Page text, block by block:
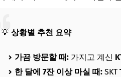
💡 상황별 추천 요약
가끔 방문할 때: 가지고 계신
한 달에 7잔 이상 마실 때: SKT